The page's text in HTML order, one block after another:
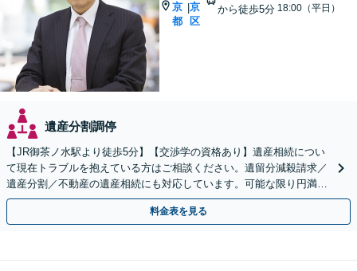
京
都
|京
区
から徒歩5分 18:00（平日）
遺産分割調停
【JR御茶ノ水駅より徒歩5分】【交渉学の資格あり】遺産相続につい
て現在トラブルを抱えている方はご相談ください。遺留分減殺請求／
遺産分割／不動産の遺産相続にも対応しています。可能な限り円満解
決へ。
料金表を見る